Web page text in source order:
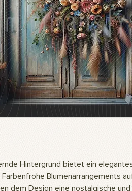
Hintergrund bietet ein
Blumenarrangements
dem Design eine nostalgische